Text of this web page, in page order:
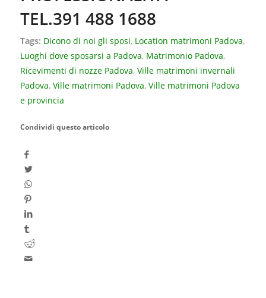
TEL.391 488 1688
Tags: Dicono di noi gli sposi, Location matrimoni Padova,
Luoghi dove sposarsi a Padova, Matrimonio Padova,
Ricevimenti di nozze Padova, Ville matrimoni invernali
Padova, Ville matrimoni Padova, Ville matrimoni Padova
e provincia
Condividi questo articolo